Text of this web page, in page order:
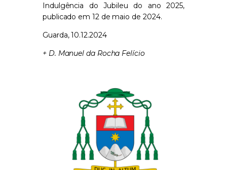
Indulgência do Jubileu do ano 2025,
publicado em 12 de maio de 2024.
Guarda, 10.12.2024
+ D. Manuel da Rocha Felício